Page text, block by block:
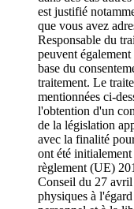
est justifié
que vous avez
Responsable du
peuvent
base du
traitement. Le
mentionnées ci-
l'obtention d'un
de la législation
avec la finalité
ont été
règlement (UE)
Conseil du 27
physiques à